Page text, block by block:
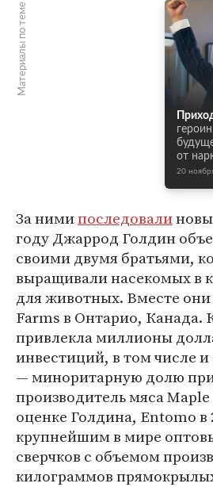
Материалы по теме
от
20
За нимипоследовали
году Джаррод Голдин
своими двумя братьями,
выращивали насекомых в
для животных. Вместе
Farms в Онтарио, Канада.
привлекла миллионы
инвестиций, в том числе и
— миноритарную долю
производитель мяса
оценке Голдина, Entomo в
крупнейшим в мире
сверчков с объемом
килограммов